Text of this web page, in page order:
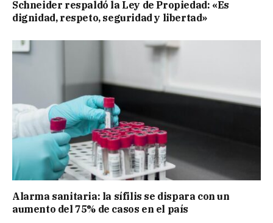
Schneider respaldó la Ley de Propiedad: «Es
dignidad, respeto, seguridad y libertad»
Alarma sanitaria: la sífilis se dispara con un
aumento del 75% de casos en el país